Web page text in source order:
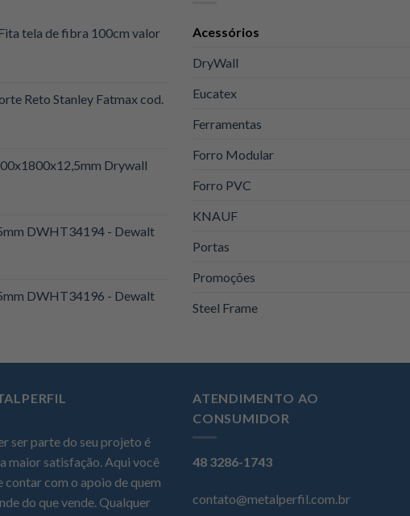
tela de fibra 100cm valor
Reto Stanley Fatmax cod.
Drywall
DWHT34194 - Dewalt
DWHT34196 - Dewalt
Acessórios
DryWall
Eucatex
Ferramentas
Forro Modular
Forro PVC
KNAUF
Portas
Promoções
Steel Frame
ser parte do seu projeto é
maior satisfação. Aqui você
contar com o apoio de quem
do que vende. Qualquer
ATENDIMENTO AO
CONSUMIDOR
48 3286-1743
contato@metalperfil.com.br